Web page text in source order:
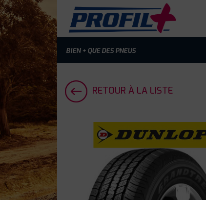
BIEN + QUE DES PNEUS
RETOUR À LA LISTE